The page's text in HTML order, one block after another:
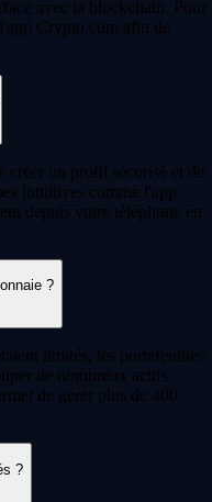
avec la blockchain. Pour
Crypto.com afin de
créer un profil sécurisé et de
intuitives comme l'app
depuis votre téléphone en
?
limités, les portefeuilles
de nombreux actifs.
de gérer plus de 400
?